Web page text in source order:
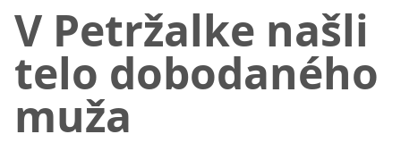
V Petržalke našli
telo dobodaného
muža